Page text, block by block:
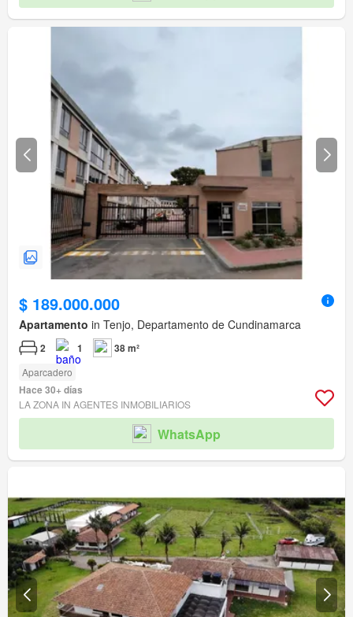
$ 189.000.000
Apartamento in Tenjo, Departamento de Cundinamarca
2 1 38 m²
Aparcadero
Hace 30+ días
LA ZONA IN AGENTES INMOBILIARIOS
WhatsApp